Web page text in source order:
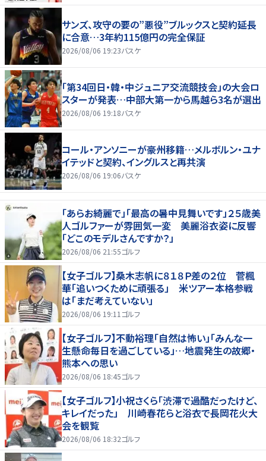
サンズ、攻守の要の”悪役”ブルックスと契約延長
に合意…3年約115億円の完全保証
2026/08/06 19:23バスケ
「第34回日・韓・中ジュニア交流競技会」の大会ロ
スターが発表…中部大第一から馬越ら3名が選出
2026/08/06 19:18バスケ
コール・アンソニーが豪州移籍…メルボルン・ユナ
イテッドと契約、イングルスと再共演
2026/08/06 19:06バスケ
「あらお綺麗で」「最高の暑中見舞いです」２５歳美
人ゴルファーが雰囲気一変 美麗浴衣姿に反響
「どこのモデルさんですか？」
2026/08/06 21:55ゴルフ
【女子ゴルフ】桑木志帆に８１８Ｐ差の２位 菅楓
華「追いつくために頑張る」 米ツアー本格参戦
は「まだ考えていない」
2026/08/06 19:11 ゴルフ
【女子ゴルフ】不動裕理「自然は怖い」「みんな一
生懸命毎日を過ごしている」…地震発生の故郷・
熊本への思い
2026/08/06 18:45ゴルフ
【女子ゴルフ】小祝さくら「渋滞で過酷だったけど、
キレイだった」 川崎春花らと浴衣で長岡花火大
会を観覧
2026/08/06 18:32ゴルフ